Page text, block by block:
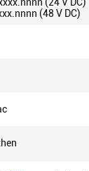
(48 V DC)